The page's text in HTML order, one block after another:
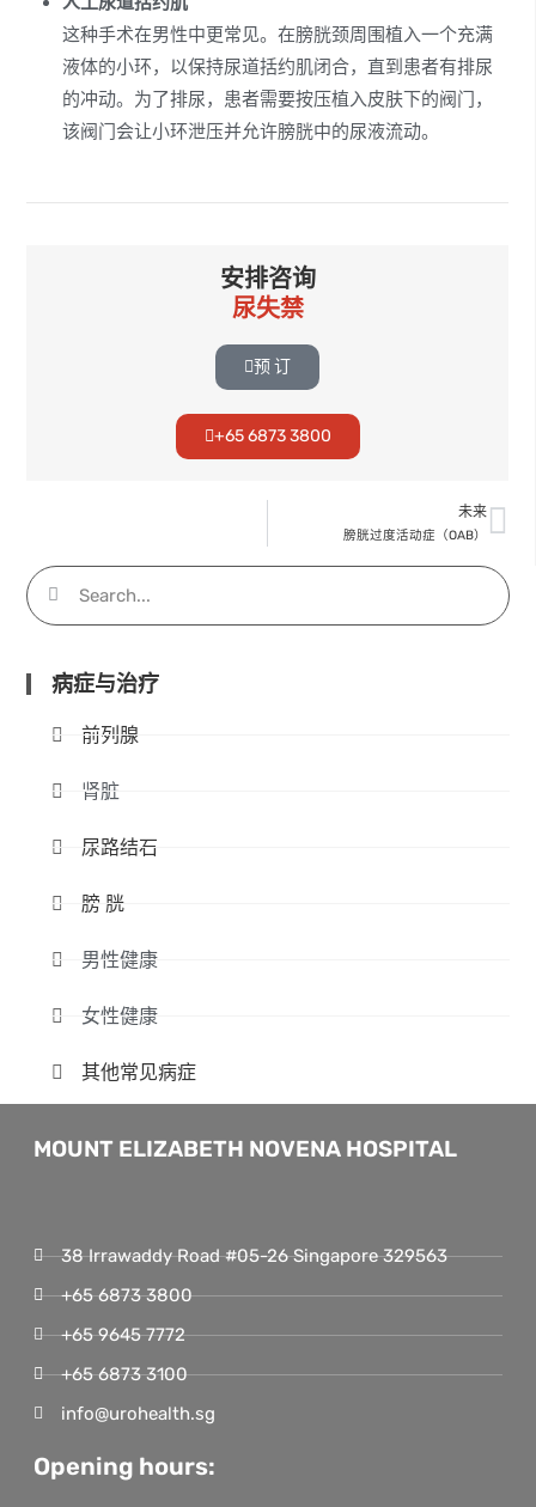
这种手术在男性中更常见。在膀胱颈周围植入一个充满
液体的小环，以保持尿道括约肌闭合，直到患者有排尿
的冲动。为了排尿，患者需要按压植入皮肤下的阀门，
该阀门会让小环泄压并允许膀胱中的尿液流动。
安排咨询
尿失禁
预 订
+65 6873 3800
未来
膀胱过度活动症（OAB）
病症与治疗
前列腺
肾脏
尿路结石
膀 胱
男性健康
女性健康
其他常见病症
MOUNT ELIZABETH NOVENA HOSPITAL
38 Irrawaddy Road #05-26 Singapore 329563
+65 6873 3800
+65 9645 7772
+65 6873 3100
info@urohealth.sg
Opening hours: